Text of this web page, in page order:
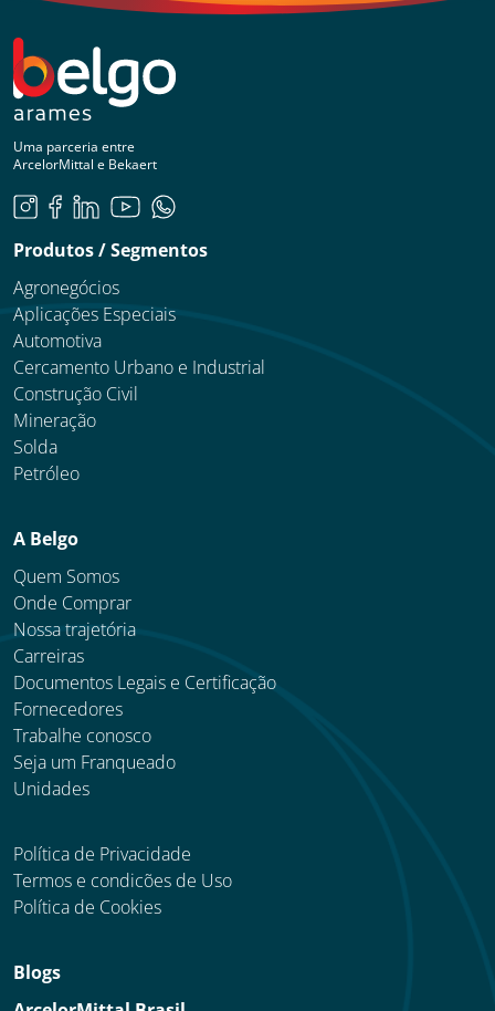
Uma parceria entre
ArcelorMittal e Bekaert
Produtos / Segmentos
Agronegócios
Aplicações Especiais
Automotiva
Cercamento Urbano e Industrial
Construção Civil
Mineração
Solda
Petróleo
A Belgo
Quem Somos
Onde Comprar
Nossa trajetória
Carreiras
Documentos Legais e Certificação
Fornecedores
Trabalhe conosco
Seja um Franqueado
Unidades
Política de Privacidade
Termos e condicões de Uso
Política de Cookies
Blogs